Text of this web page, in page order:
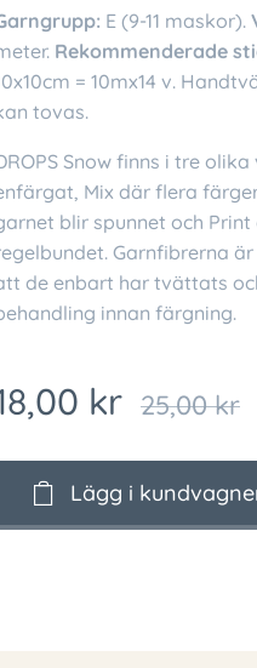
E (9-11 maskor).
Rekommenderade
= 10mx14 v.
tovas.
Snow finns i tre
Mix där flera
blir spunnet och
Garnfibrerna
de enbart har tvättats
innan färgning.
kr 25,00kr
Lägg i